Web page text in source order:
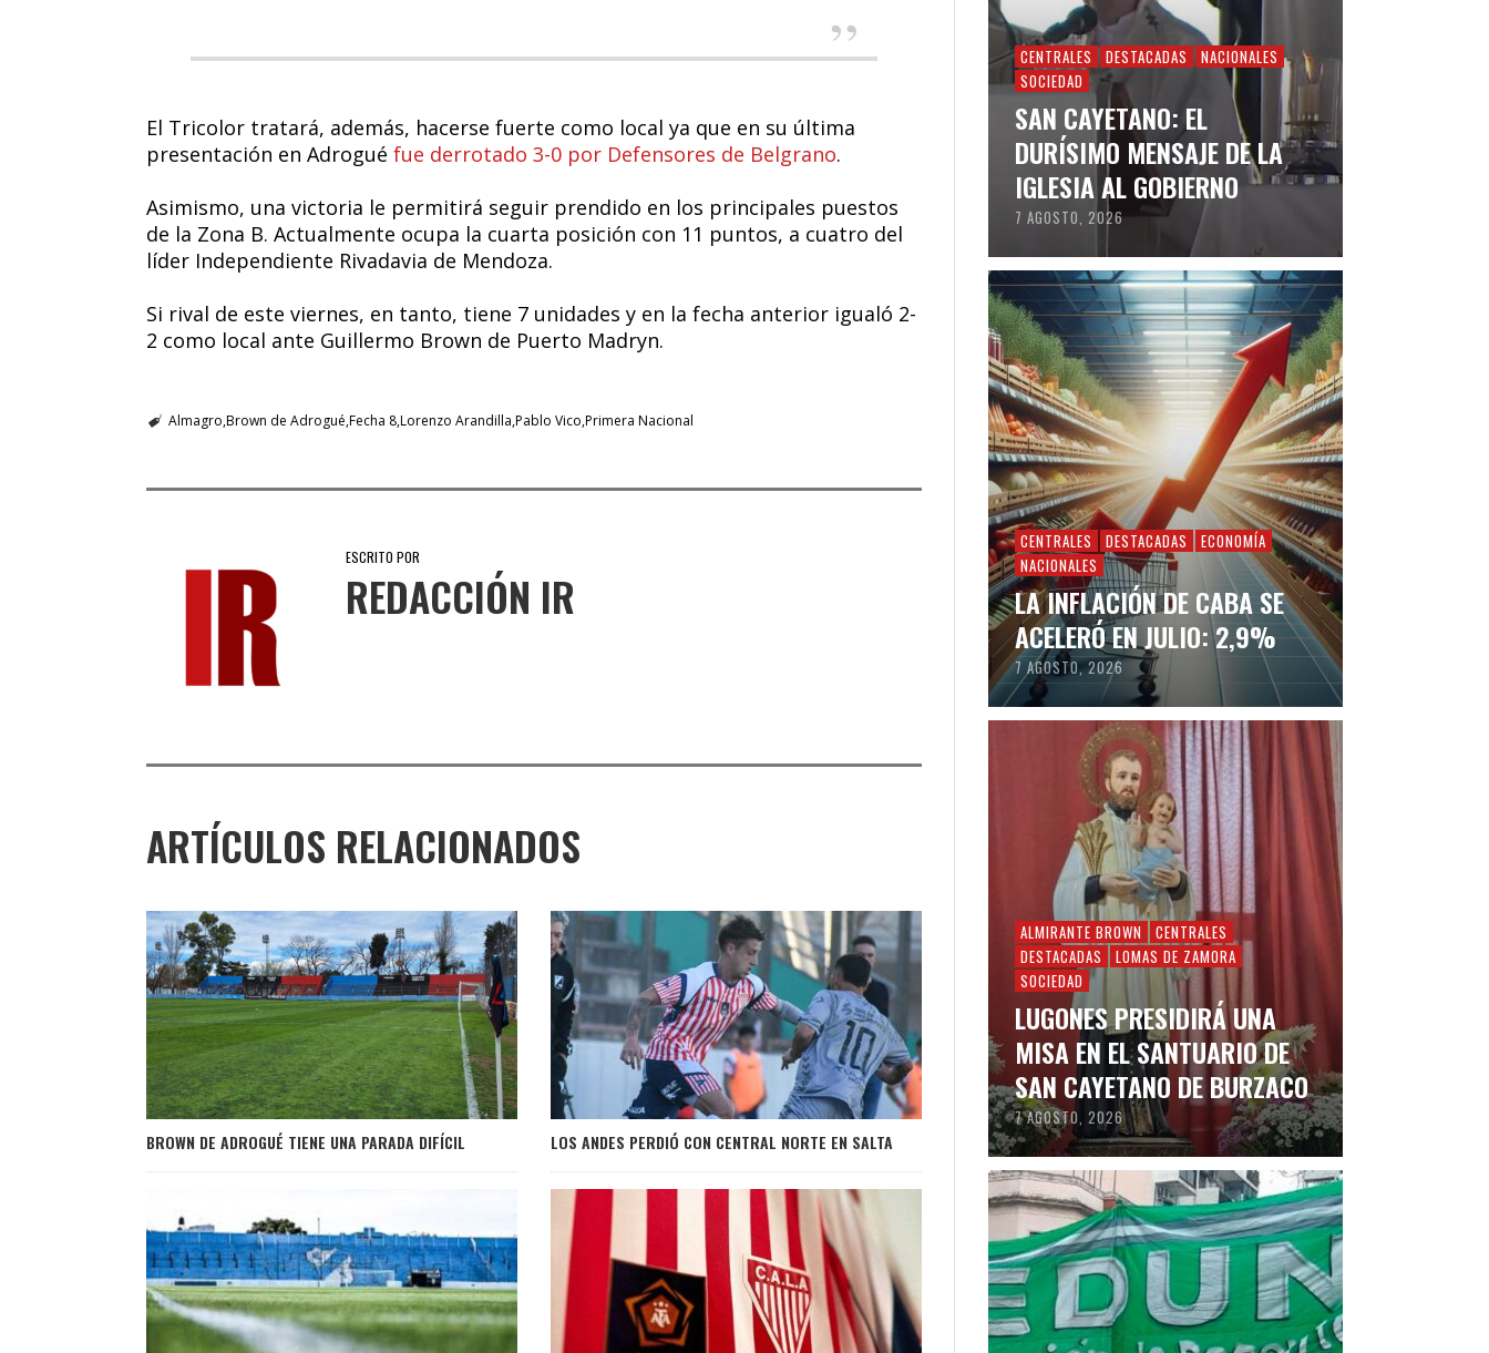
El Tricolor tratará, además, hacerse fuerte como local ya que en su última
presentación en Adrogué fue derrotado 3-0 por Defensores de Belgrano.
Asimismo, una victoria le permitirá seguir prendido en los principales puestos
de la Zona B. Actualmente ocupa la cuarta posición con 11 puntos, a cuatro del
líder Independiente Rivadavia de Mendoza.
Si rival de este viernes, en tanto, tiene 7 unidades y en la fecha anterior igualó 2-
2 como local ante Guillermo Brown de Puerto Madryn.
Almagro Brown de Adrogué Fecha 8Lorenzo Arandilla Pablo Vico Primera Nacional
ESCRITO POR
REDACCIÓN IR
ARTÍCULOS RELACIONADOS
BROWN DE ADROGUÉ TIENE UNA PARADA DIFÍCIL LOS ANDES PERDIÓ CON CENTRAL NORTE EN SALTA
CENTRALES DESTACADAS
NACIONALES
SOCIEDAD
SAN CAYETANO: EL
DURÍSIMO MENSAJE DE LA
IGLESIA AL GOBIERNO
7 AGOSTO, 2026
CENTRALES DESTACADAS
ECONOMÍA
NACIONALES
LA INFLACIÓN DE CABA SE
ACELERÓ EN JULIO: 2,9%
7 AGOSTO, 2026
ALMIRANTE BROWN
CENTRALES
DESTACADAS
LOMAS DE ZAMORA
SOCIEDAD
LUGONES PRESIDIRÁ UNA
MISA EN EL SANTUARIO DE
SAN CAYETANO DE BURZACO
7 AGOSTO, 2026